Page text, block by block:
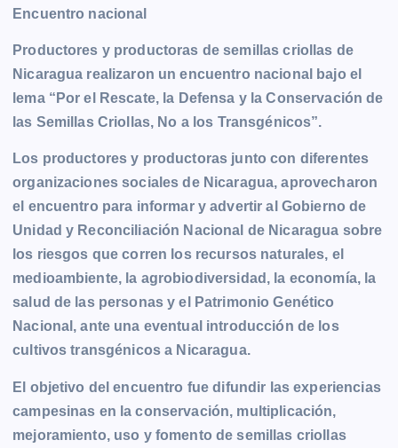
Encuentro nacional
Productores y productoras de semillas criollas de
Nicaragua realizaron un encuentro nacional bajo el
lema “Por el Rescate, la Defensa y la Conservación de
las Semillas Criollas, No a los Transgénicos”.
Los productores y productoras junto con diferentes
organizaciones sociales de Nicaragua, aprovecharon
el encuentro para informar y advertir al Gobierno de
Unidad y Reconciliación Nacional de Nicaragua sobre
los riesgos que corren los recursos naturales, el
medioambiente, la agrobiodiversidad, la economía, la
salud de las personas y el Patrimonio Genético
Nacional, ante una eventual introducción de los
cultivos transgénicos a Nicaragua.
El objetivo del encuentro fue difundir las experiencias
campesinas en la conservación, multiplicación,
mejoramiento, uso y fomento de semillas criollas